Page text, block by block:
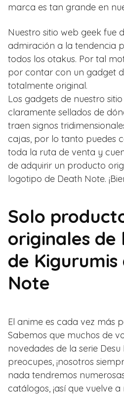
marca es tan grande en
Nuestro sitio web geek fue
admiración a la tendencia
todos los otakus. Por tal
por contar con un gadget
totalmente original.
Los gadgets de nuestro
claramente sellados de
traen signos
cajas, por lo tanto puedes
toda la ruta de venta y
de adquirir un producto
logotipo de Death Note.
Solo
originales de
de
Note
El anime es cada vez más
Sabemos que muchos de
novedades de la serie
preocupes, ¡nosotros
nada tendremos
catálogos, ¡así que vuelve